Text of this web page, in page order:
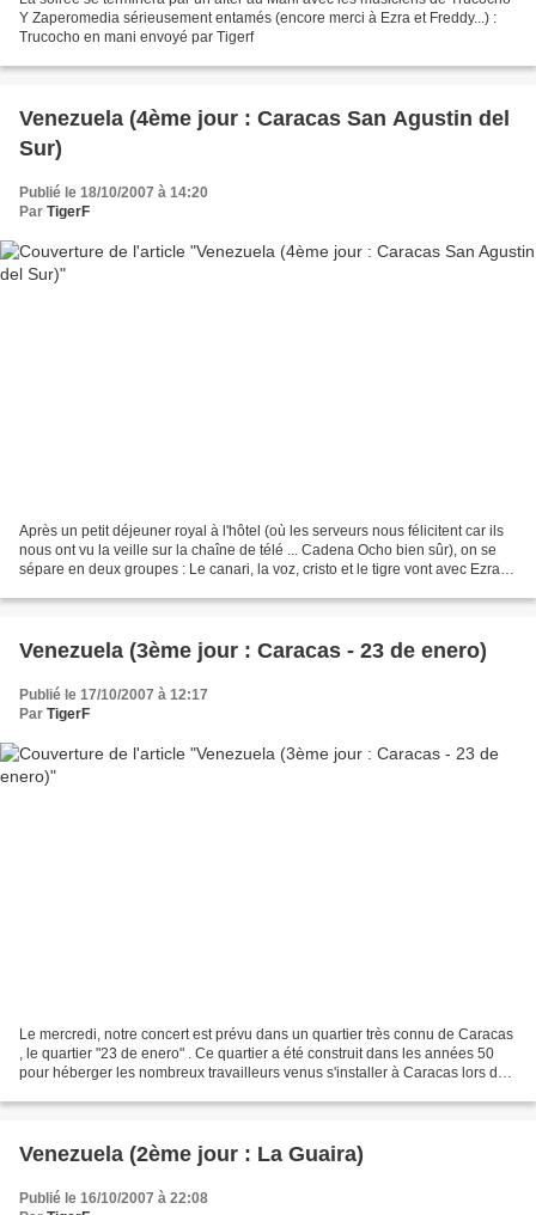
Y Zaperomedia sérieusement entamés (encore merci à Ezra et Freddy...) :
Trucocho en mani envoyé par Tigerf
Venezuela (4ème jour : Caracas San Agustin del
Sur)
Publié le 18/10/2007 à 14:20
Par TigerF
Après un petit déjeuner royal à l'hôtel (où les serveurs nous félicitent car ils
nous ont vu la veille sur la chaîne de télé ... Cadena Ocho bien sûr), on se
sépare en deux groupes : Le canari, la voz, cristo et le tigre vont avec Ezra
Venezuela (3ème jour : Caracas - 23 de enero)
Publié le 17/10/2007 à 12:17
Par TigerF
Le mercredi, notre concert est prévu dans un quartier très connu de Caracas
, le quartier "23 de enero" . Ce quartier a été construit dans les années 50
pour héberger les nombreux travailleurs venus s'installer à Caracas lors du
Venezuela (2ème jour : La Guaira)
Publié le 16/10/2007 à 22:08